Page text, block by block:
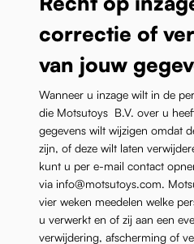
correctie of
van jouw
Wanneer u inzage wilt in de
die Motsutoys B.V. over u
gegevens wilt wijzigen omdat
zijn, of deze wilt laten
kunt u per e-mail contact
via info@motsutoys.com.
vier weken meedelen welke
u verwerkt en of zij aan een
verwijdering, afscherming of